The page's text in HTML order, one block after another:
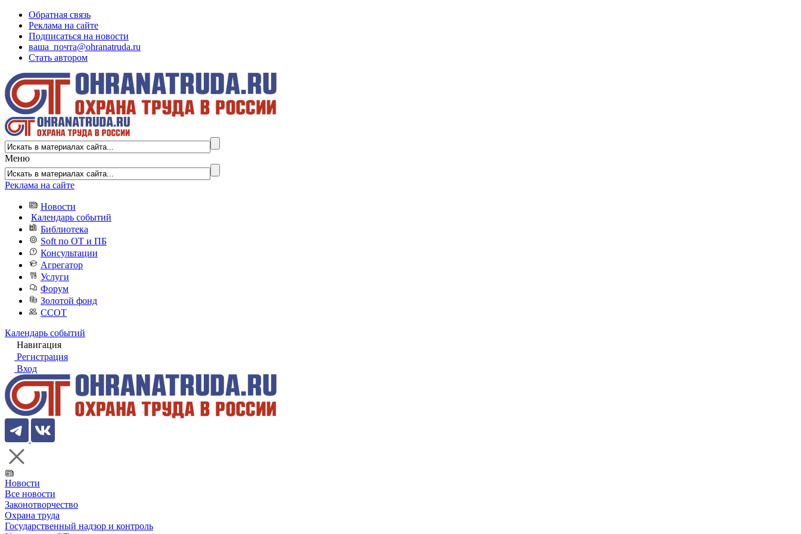
Обратная связь
Реклама на сайте
Подписаться на новости
ваша_почта@ohranatruda.ru
Стать автором
Меню
Реклама на сайте
Новости
Календарь событий
Библиотека
Soft по ОТ и ПБ
Консультации
Агрегатор
Услуги
Форум
Золотой фонд
ССОТ
Календарь событий
Навигация
Регистрация
Вход
Новости
Все новости
Законотворчество
Охрана труда
Государственный надзор и контроль